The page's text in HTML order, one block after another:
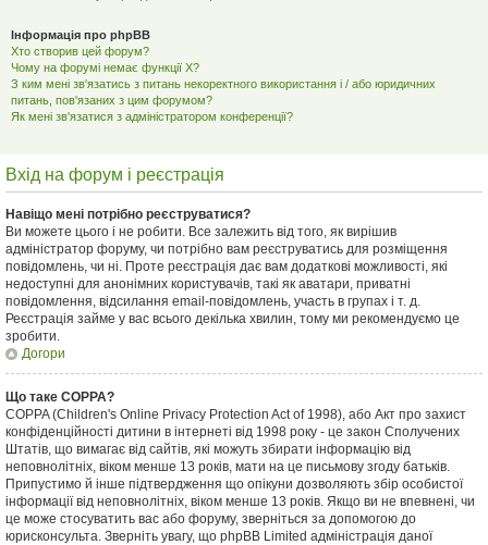
Інформація про phpBB
Хто створив цей форум?
Чому на форумі немає функції X?
З ким мені зв'язатись з питань некоректного використання і / або юридичних
питань, пов'язаних з цим форумом?
Як мені зв'язатися з адміністратором конференції?
Вхід на форум і реєстрація
Навіщо мені потрібно реєструватися?
Ви можете цього і не робити. Все залежить від того, як вирішив
адміністратор форуму, чи потрібно вам реєструватись для розміщення
повідомлень, чи ні. Проте реєстрація дає вам додаткові можливості, які
недоступні для анонімних користувачів, такі як аватари, приватні
повідомлення, відсилання email-повідомлень, участь в групах і т. д.
Реєстрація займе у вас всього декілька хвилин, тому ми рекомендуємо це
зробити.
Догори
Що таке COPPA?
COPPA (Children's Online Privacy Protection Act of 1998), або Акт про захист
конфіденційності дитини в інтернеті від 1998 року - це закон Сполучених
Штатів, що вимагає від сайтів, які можуть збирати інформацію від
неповнолітніх, віком менше 13 років, мати на це письмову згоду батьків.
Припустимо й інше підтвердження що опікуни дозволяють збір особистої
інформації від неповнолітніх, віком менше 13 років. Якщо ви не впевнені, чи
це може стосуватить вас або форуму, зверніться за допомогою до
юрисконсульта. Зверніть увагу, що phpBB Limited адміністрація даної